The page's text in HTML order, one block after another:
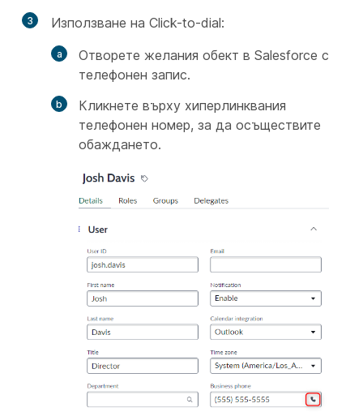
3
Използване на Click-to-dial:
Отворете желания обект в Salesforce с
телефонен запис.
Кликнете върху хиперлинквания
телефонен номер, за да осъществите
обаждането.